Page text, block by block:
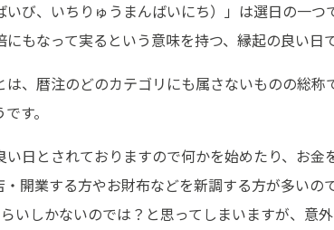
いび、いちりゅうまんばいにち）」は選日の一
もなって実るという意味を持つ、縁起の良い日
、暦注のどのカテゴリにも属さないものの総称
す。
日とされておりますので何かを始めたり、お金
開業する方やお財布などを新調する方が多いの
いしかないのでは？と思ってしまいますが、意